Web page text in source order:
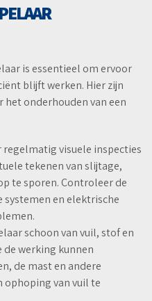
is essentieel om ervoor
blijft werken. Hier zijn
onderhouden van een
visuele inspecties
tekenen van slijtage,
te sporen. Controleer de
systemen en elektrische
schoon van vuil, stof en
werking kunnen
de mast en andere
van vuil te